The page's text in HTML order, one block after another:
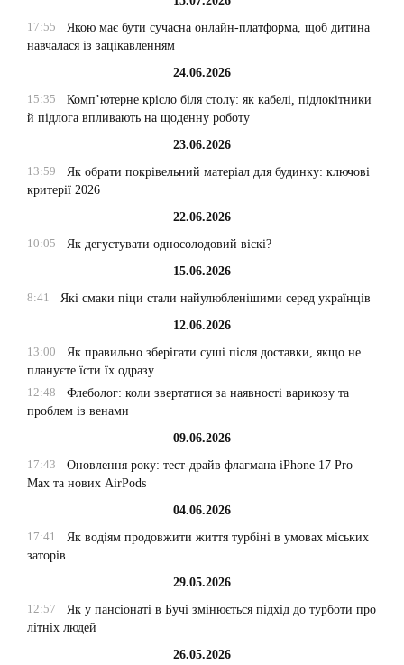
17:55
Якою має бути сучасна онлайн-платформа, щоб дитина
навчалася із зацікавленням
24.06.2026
15:35
Комп’ютерне крісло біля столу: як кабелі, підлокітники
й підлога впливають на щоденну роботу
23.06.2026
13:59
Як обрати покрівельний матеріал для будинку: ключові
критерії 2026
22.06.2026
10:05
Як дегустувати односолодовий віскі?
15.06.2026
8:41
Які смаки піци стали найулюбленішими серед українців
12.06.2026
13:00
Як правильно зберігати суші після доставки, якщо не
плануєте їсти їх одразу
12:48
Флеболог: коли звертатися за наявності варикозу та
проблем із венами
09.06.2026
17:43
Оновлення року: тест-драйв флагмана iPhone 17 Pro
Max та нових AirPods
04.06.2026
17:41
Як водіям продовжити життя турбіні в умовах міських
заторів
29.05.2026
12:57
Як у пансіонаті в Бучі змінюється підхід до турботи про
літніх людей
26.05.2026